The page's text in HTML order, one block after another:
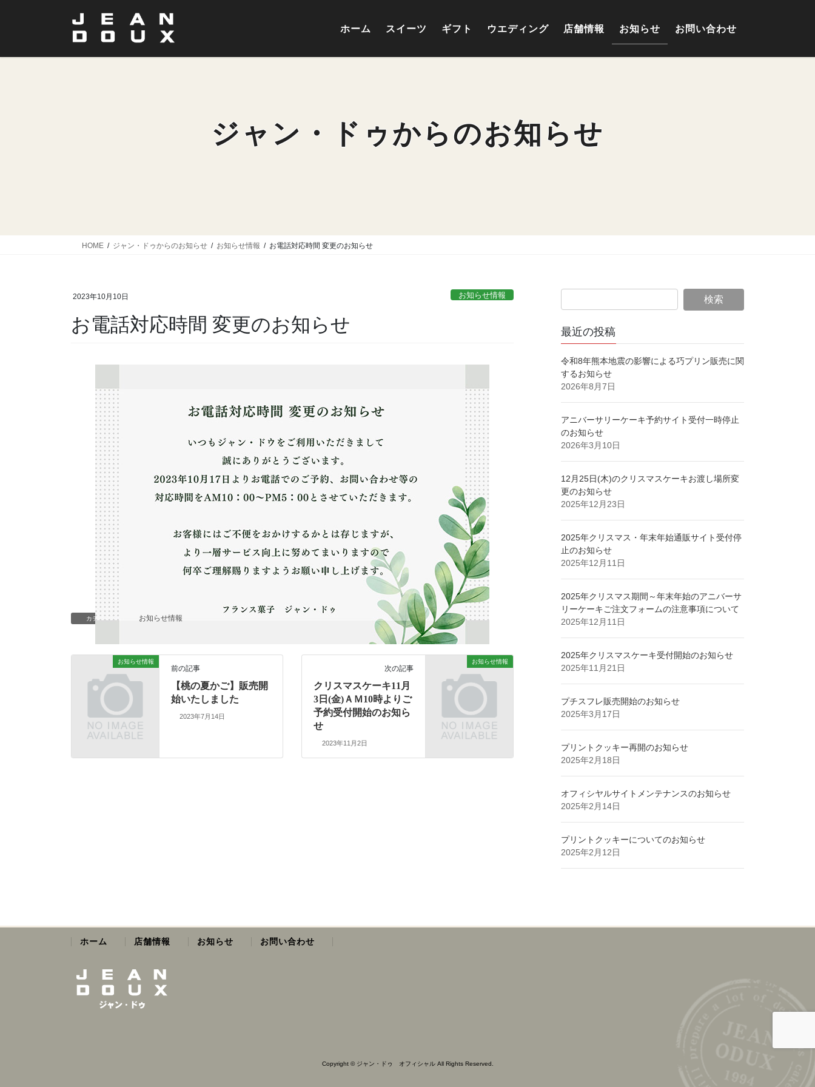
ホーム スイーツ ギフト ウエディング 店舗情報 お知らせ お問い合わせ
ジャン・ドゥからのお知らせ
HOME ジャン・ドゥからのお知らせ お知らせ情報 お電話対応時間 変更のお知らせ
2023年10月10日 お知らせ情報
お電話対応時間 変更のお知らせ
カテゴリー お知らせ情報
お知らせ情報
前の記事
【桃の夏かご】販売開
始いたしました
2023年7月14日
お知らせ情報
次の記事
クリスマスケーキ11月
3日(金)ＡＭ10時よりご
予約受付開始のお知ら
せ
2023年11月2日
最近の投稿
令和8年熊本地震の影響による巧プリン販売に関
するお知らせ
2026年8月7日
アニバーサリーケーキ予約サイト受付一時停止
のお知らせ
2026年3月10日
12月25日(木)のクリスマスケーキお渡し場所変
更のお知らせ
2025年12月23日
2025年クリスマス・年末年始通販サイト受付停
止のお知らせ
2025年12月11日
2025年クリスマス期間～年末年始のアニバーサ
リーケーキご注文フォームの注意事項について
2025年12月11日
2025年クリスマスケーキ受付開始のお知らせ
2025年11月21日
プチスフレ販売開始のお知らせ
2025年3月17日
プリントクッキー再開のお知らせ
2025年2月18日
オフィシヤルサイトメンテナンスのお知らせ
2025年2月14日
プリントクッキーについてのお知らせ
2025年2月12日
ホーム 店舗情報 お知らせ お問い合わせ
Copyright © ジャン・ドゥ オフィシャル All Rights Reserved.